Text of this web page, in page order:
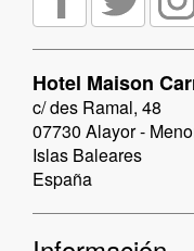
Hotel Maison
c/ des Ramal, 48
07730 Alayor -
Islas Baleares
España